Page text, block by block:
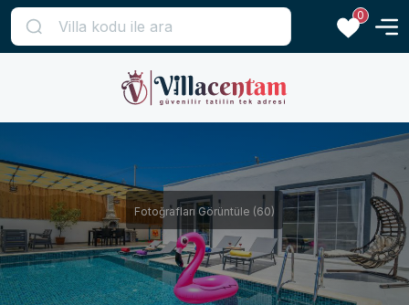
0
Fotoğrafları Görüntüle (60)